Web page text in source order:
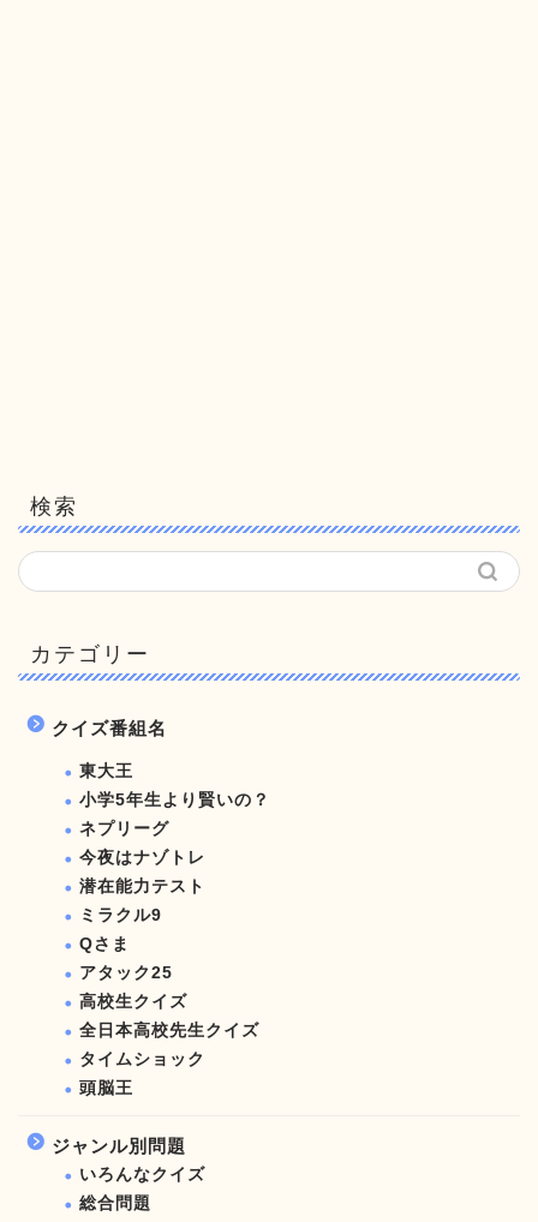
検索
カテゴリー
クイズ番組名
東大王
小学5年生より賢いの？
ネプリーグ
今夜はナゾトレ
潜在能力テスト
ミラクル9
Qさま
アタック25
高校生クイズ
全日本高校先生クイズ
タイムショック
頭脳王
ジャンル別問題
いろんなクイズ
総合問題